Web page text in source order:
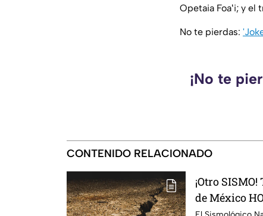
Opetaia Foaʻi; y el
No te pierdas:
¡No te
CONTENIDO RELACIONADO
¡Otro
de México